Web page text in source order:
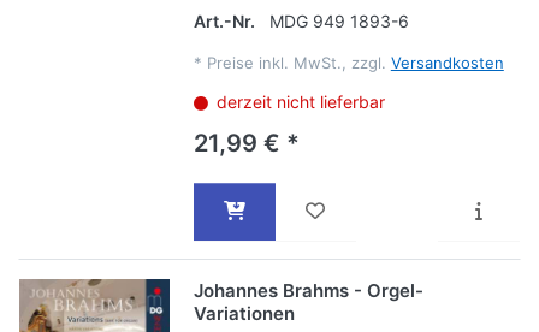
Art.-Nr.
MDG 949 1893-6
* Preise inkl. MwSt., zzgl. Versandkosten
derzeit nicht lieferbar
21,99 € *
Johannes Brahms - Orgel-
Variationen